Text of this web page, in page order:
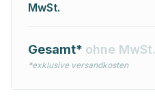
MwSt.
Gesamt* ohne MwSt.
*exklusive versandkosten